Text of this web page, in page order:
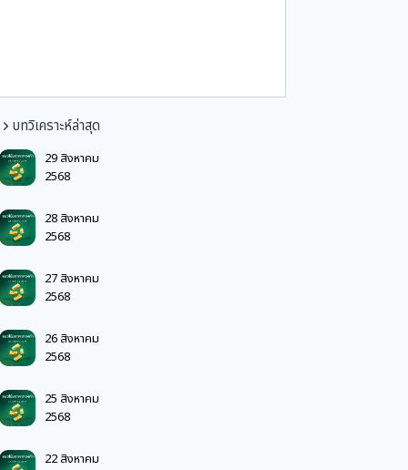
บทวิเคราะห์ล่าสุด
29 สิงหาคม
2568
28 สิงหาคม
2568
27 สิงหาคม
2568
26 สิงหาคม
2568
25 สิงหาคม
2568
22 สิงหาคม